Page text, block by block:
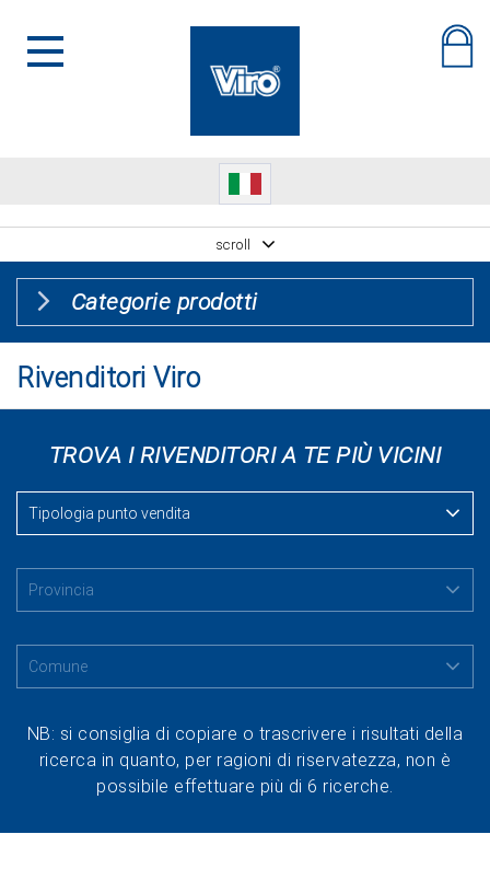
scroll
Categorie prodotti
Rivenditori Viro
TROVA I RIVENDITORI A TE PIÙ VICINI
NB: si consiglia di copiare o trascrivere i risultati della
ricerca in quanto, per ragioni di riservatezza, non è
possibile effettuare più di 6 ricerche.